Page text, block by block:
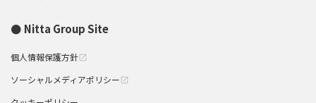
Nitta Group Site
個人情報保護方針 open_in_new
ソーシャルメディアポリシー open_in_new